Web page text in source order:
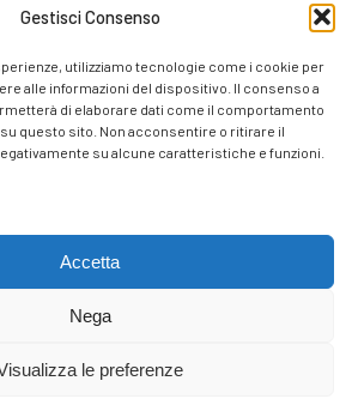
Gestisci Consenso
utilizziamo tecnologie come i cookie per
alle informazioni del dispositivo. Il consenso a
di elaborare dati come il comportamento
su questo sito. Non acconsentire o ritirare il
su alcune caratteristiche e funzioni.
Accetta
Nega
le preferenze
COORDINATO DA
Cookie policy